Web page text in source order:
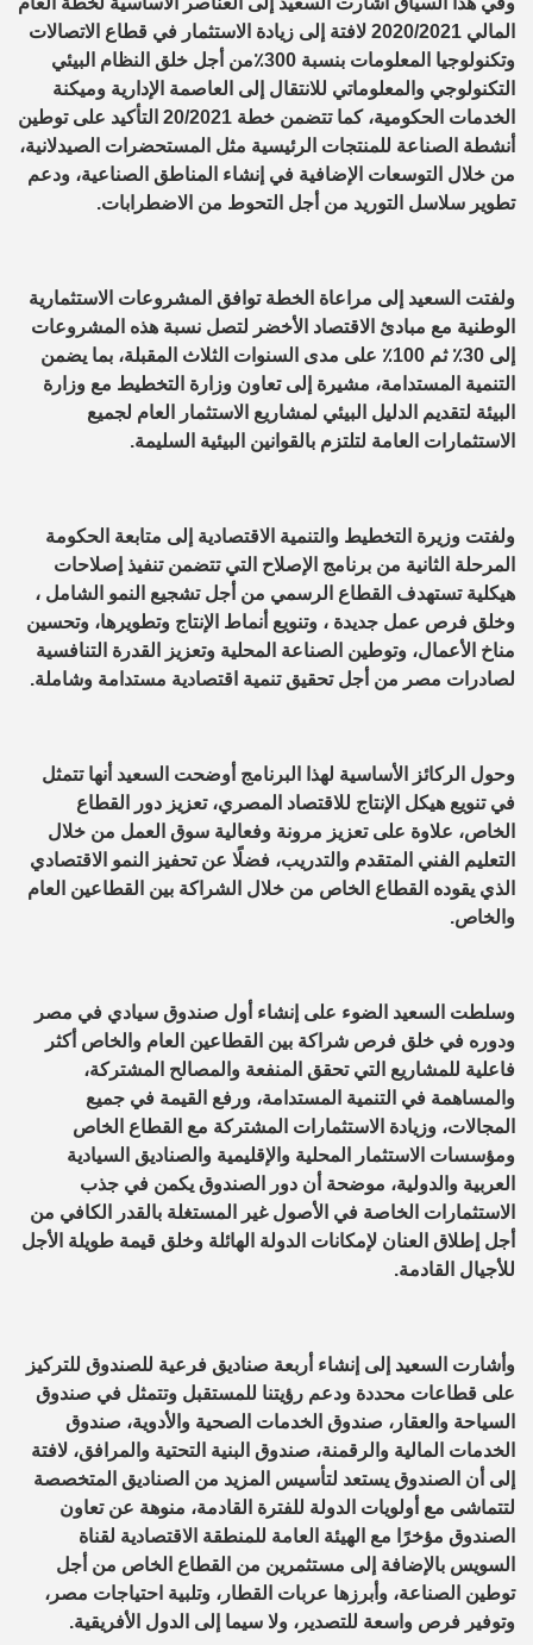
المالي 2020/2021 لافتة إلى زيادة الاستثمار في قطاع الاتصالات
وتكنولوجيا المعلومات بنسبة 300٪من أجل خلق النظام البيئي
التكنولوجي والمعلوماتي للانتقال إلى العاصمة الإدارية وميكنة
الخدمات الحكومية، كما تتضمن خطة 20/2021 التأكيد على توطين
أنشطة الصناعة للمنتجات الرئيسية مثل المستحضرات الصيدلانية،
من خلال التوسعات الإضافية في إنشاء المناطق الصناعية، ودعم
تطوير سلاسل التوريد من أجل التحوط من الاضطرابات.
ولفتت السعيد إلى مراعاة الخطة توافق المشروعات الاستثمارية
الوطنية مع مبادئ الاقتصاد الأخضر لتصل نسبة هذه المشروعات
إلى 30٪ ثم 100٪ على مدى السنوات الثلاث المقبلة، بما يضمن
التنمية المستدامة، مشيرة إلى تعاون وزارة التخطيط مع وزارة
البيئة لتقديم الدليل البيئي لمشاريع الاستثمار العام لجميع
الاستثمارات العامة لتلتزم بالقوانين البيئية السليمة.
ولفتت وزيرة التخطيط والتنمية الاقتصادية إلى متابعة الحكومة
المرحلة الثانية من برنامج الإصلاح التي تتضمن تنفيذ إصلاحات
هيكلية تستهدف القطاع الرسمي من أجل تشجيع النمو الشامل ،
وخلق فرص عمل جديدة ، وتنويع أنماط الإنتاج وتطويرها، وتحسين
مناخ الأعمال، وتوطين الصناعة المحلية وتعزيز القدرة التنافسية
لصادرات مصر من أجل تحقيق تنمية اقتصادية مستدامة وشاملة.
وحول الركائز الأساسية لهذا البرنامج أوضحت السعيد أنها تتمثل
في تنويع هيكل الإنتاج للاقتصاد المصري، تعزيز دور القطاع
الخاص، علاوة على تعزيز مرونة وفعالية سوق العمل من خلال
التعليم الفني المتقدم والتدريب، فضلًا عن تحفيز النمو الاقتصادي
الذي يقوده القطاع الخاص من خلال الشراكة بين القطاعين العام
والخاص.
وسلطت السعيد الضوء على إنشاء أول صندوق سيادي في مصر
ودوره في خلق فرص شراكة بين القطاعين العام والخاص أكثر
فاعلية للمشاريع التي تحقق المنفعة والمصالح المشتركة،
والمساهمة في التنمية المستدامة، ورفع القيمة في جميع
المجالات، وزيادة الاستثمارات المشتركة مع القطاع الخاص
ومؤسسات الاستثمار المحلية والإقليمية والصناديق السيادية
العربية والدولية، موضحة أن دور الصندوق يكمن في جذب
الاستثمارات الخاصة في الأصول غير المستغلة بالقدر الكافي من
أجل إطلاق العنان لإمكانات الدولة الهائلة وخلق قيمة طويلة الأجل
للأجيال القادمة.
وأشارت السعيد إلى إنشاء أربعة صناديق فرعية للصندوق للتركيز
على قطاعات محددة ودعم رؤيتنا للمستقبل وتتمثل في صندوق
السياحة والعقار، صندوق الخدمات الصحية والأدوية، صندوق
الخدمات المالية والرقمنة، صندوق البنية التحتية والمرافق، لافتة
إلى أن الصندوق يستعد لتأسيس المزيد من الصناديق المتخصصة
لتتماشى مع أولويات الدولة للفترة القادمة، منوهة عن تعاون
الصندوق مؤخرًا مع الهيئة العامة للمنطقة الاقتصادية لقناة
السويس بالإضافة إلى مستثمرين من القطاع الخاص من أجل
توطين الصناعة، وأبرزها عربات القطار، وتلبية احتياجات مصر،
وتوفير فرص واسعة للتصدير، ولا سيما إلى الدول الأفريقية.